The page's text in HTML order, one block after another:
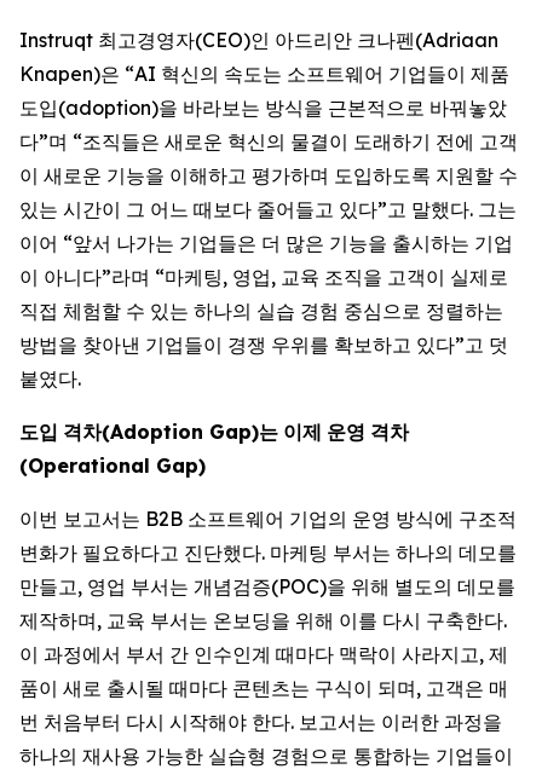
Instruqt 최고경영자(CEO)인 아드리안 크나펜(Adriaan
Knapen)은 “AI 혁신의 속도는 소프트웨어 기업들이 제품
도입(adoption)을 바라보는 방식을 근본적으로 바꿔놓았
다”며 “조직들은 새로운 혁신의 물결이 도래하기 전에 고객
이 새로운 기능을 이해하고 평가하며 도입하도록 지원할 수
있는 시간이 그 어느 때보다 줄어들고 있다”고 말했다. 그는
이어 “앞서 나가는 기업들은 더 많은 기능을 출시하는 기업
이 아니다”라며 “마케팅, 영업, 교육 조직을 고객이 실제로
직접 체험할 수 있는 하나의 실습 경험 중심으로 정렬하는
방법을 찾아낸 기업들이 경쟁 우위를 확보하고 있다”고 덧
붙였다.
도입 격차(Adoption Gap)는 이제 운영 격차
(Operational Gap)
이번 보고서는 B2B 소프트웨어 기업의 운영 방식에 구조적
변화가 필요하다고 진단했다. 마케팅 부서는 하나의 데모를
만들고, 영업 부서는 개념검증(POC)을 위해 별도의 데모를
제작하며, 교육 부서는 온보딩을 위해 이를 다시 구축한다.
이 과정에서 부서 간 인수인계 때마다 맥락이 사라지고, 제
품이 새로 출시될 때마다 콘텐츠는 구식이 되며, 고객은 매
번 처음부터 다시 시작해야 한다. 보고서는 이러한 과정을
하나의 재사용 가능한 실습형 경험으로 통합하는 기업들이